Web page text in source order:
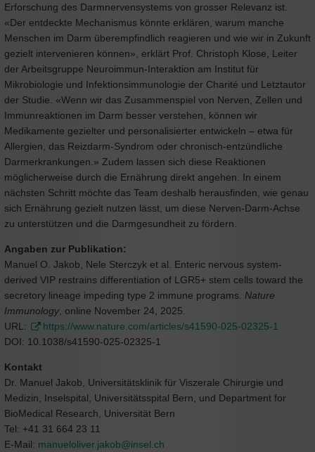
Erforschung des Darmnervensystems von grosser Relevanz ist.
«Der entdeckte Mechanismus könnte erklären, warum manche
Menschen im Darm überempfindlich reagieren und wie wir in Zukunft
gezielt intervenieren können», erklärt Prof. Christoph Klose, Leiter
der Arbeitsgruppe Neuroimmun-Interaktion am Institut für
Mikrobiologie und Infektionsimmunologie der Charité und Letztautor
der Studie. «Wenn wir das Zusammenspiel von Nerven, Zellen und
Immunreaktionen im Darm besser verstehen, können wir
Medikamente gezielter und personalisierter entwickeln – etwa für
Allergien, das Reizdarm-Syndrom oder chronisch-entzündliche
Darmerkrankungen.» Zudem lassen sich diese Reaktionen
möglicherweise durch die Ernährung direkt angehen. In einem
nächsten Schritt möchte das Team deshalb herausfinden, wie genau
sich Ernährung gezielt nutzen lässt, um diese Nerven-Darm-Achse
zu unterstützen und die Darmgesundheit zu fördern.
Angaben zur Publikation:
Manuel O. Jakob, Nele Sterczyk et al. Enteric nervous system-
derived VIP restrains differentiation of LGR5+ stem cells toward the
secretory lineage impeding type 2 immune programs. Nature
Immunology, online November 24, 2025.
URL:
https://www.nature.com/articles/s41590-025-02325-1
DOI: 10.1038/s41590-025-02325-1
Kontakt
Dr. Manuel Jakob, Universitätsklinik für Viszerale Chirurgie und
Medizin, Inselspital, Universitätsspital Bern, und Department for
BioMedical Research, Universität Bern
Tel: +41 31 664 23 11
E-Mail: manueloliver.jakob@insel.ch